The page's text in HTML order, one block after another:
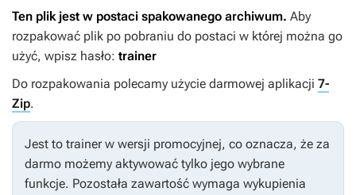
Ten plik jest w postaci spakowanego archiwum. Aby
rozpakować plik po pobraniu do postaci w której można go
użyć, wpisz hasło: trainer
Do rozpakowania polecamy użycie darmowej aplikacji 7-
Zip.
Jest to trainer w wersji promocyjnej, co oznacza, że za
darmo możemy aktywować tylko jego wybrane
funkcje. Pozostała zawartość wymaga wykupienia